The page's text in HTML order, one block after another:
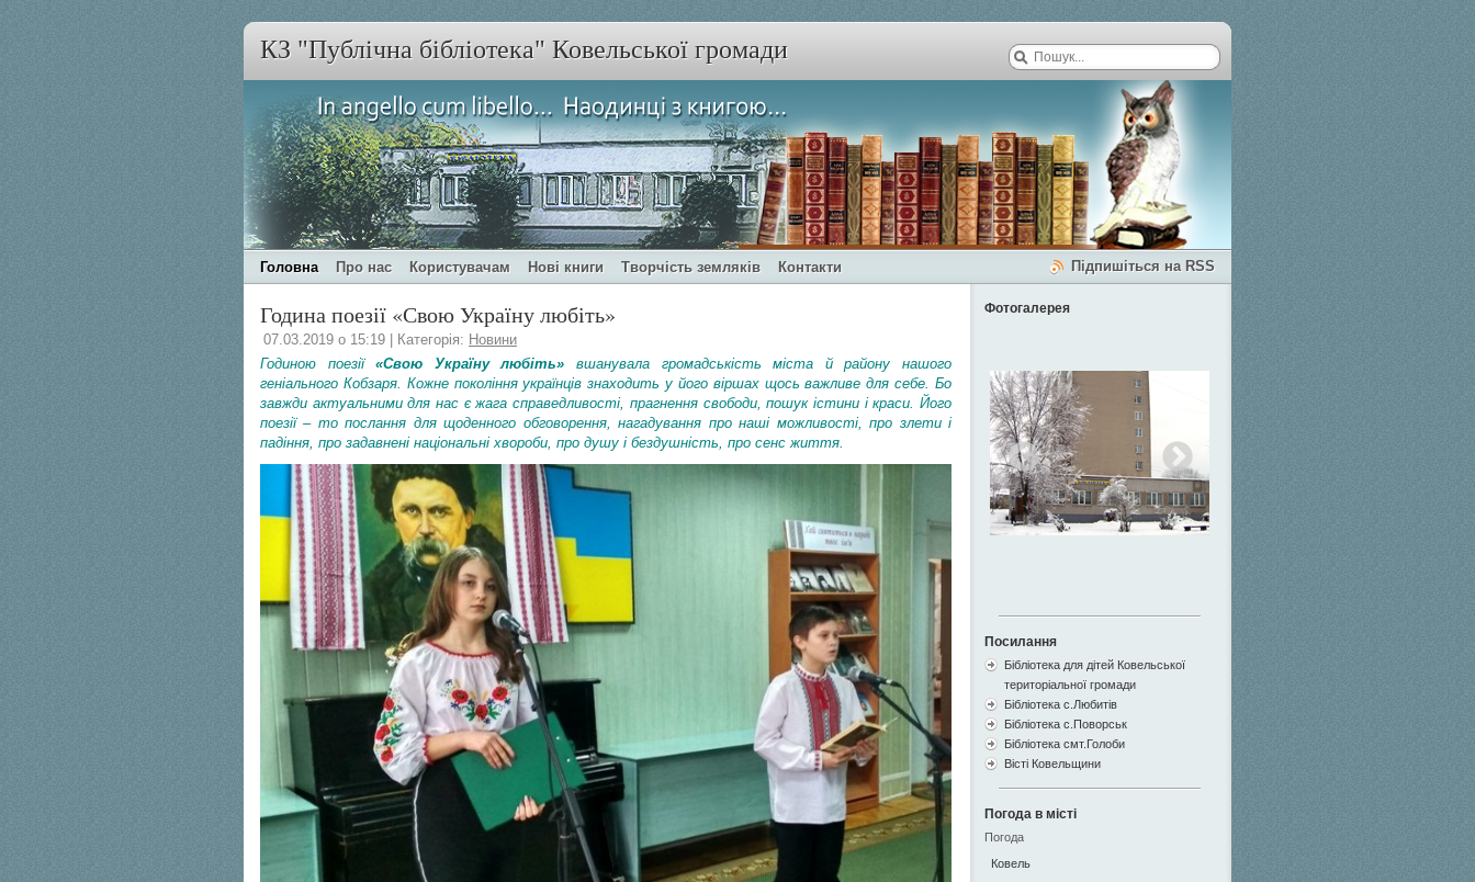
КЗ "Публічна бібліотека" Ковельської громади
Головна Про нас Користувачам Нові книги Творчість земляків Контакти Підпишіться на RSS
Година поезії «Свою Україну любіть»
07.03.2019 о 15:19 | Категорія: Новини
Годиною поезії«Свою Україну любіть» вшанувала громадськість міста й району нашого
геніального Кобзаря. Кожне покоління українців знаходить у його віршах щось важливе для себе. Бо
завжди актуальними для нас є жага справедливості, прагнення свободи, пошук істини і краси. Його
поезії – то послання для щоденного обговорення, нагадування про наші можливості, про злети і
падіння, про задавнені національні хвороби, про душу і бездушність, про сенс життя.
Фотогалерея
Посилання
Бібліотека для дітей Ковельської
територіальної громади
Бібліотека с.Любитів
Бібліотека с.Поворськ
Бібліотека смт.Голоби
Вісті Ковельщини
Погода в місті
Погода
Ковель